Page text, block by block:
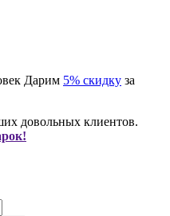
Дарим 5% скидку за
довольных клиентов.